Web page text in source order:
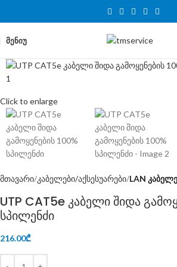
ᲛᲔᲜᲘᲣ
Click to enlarge
მთავარი კაბელები/აქსესუარები LAN
UTP CAT5e კაბელი შიდა
სპილენძი
216.00₾